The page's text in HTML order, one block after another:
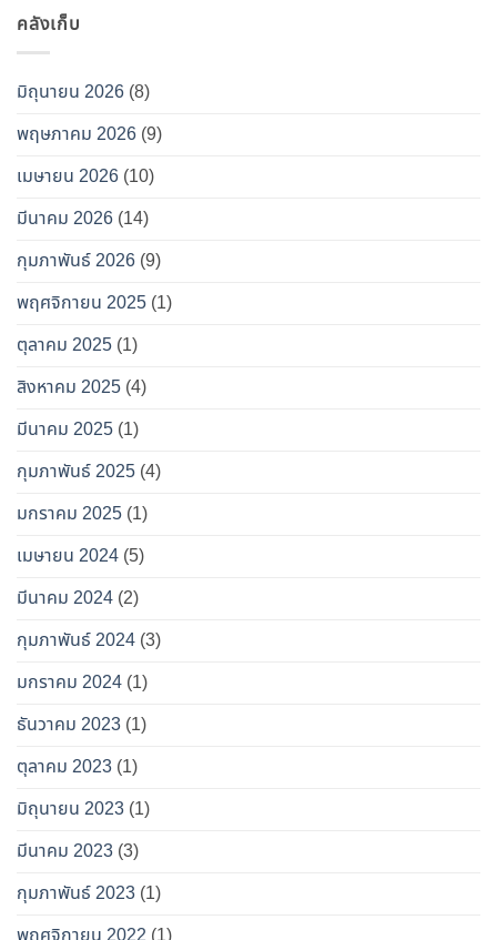
คลังเก็บ
มิถุนายน 2026 (8)
พฤษภาคม 2026 (9)
เมษายน 2026 (10)
มีนาคม 2026 (14)
กุมภาพันธ์ 2026 (9)
พฤศจิกายน 2025 (1)
ตุลาคม 2025 (1)
สิงหาคม 2025 (4)
มีนาคม 2025 (1)
กุมภาพันธ์ 2025 (4)
มกราคม 2025 (1)
เมษายน 2024 (5)
มีนาคม 2024 (2)
กุมภาพันธ์ 2024 (3)
มกราคม 2024 (1)
ธันวาคม 2023 (1)
ตุลาคม 2023 (1)
มิถุนายน 2023 (1)
มีนาคม 2023 (3)
กุมภาพันธ์ 2023 (1)